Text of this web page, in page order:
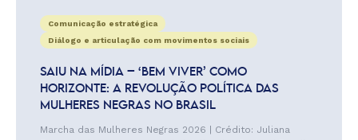
Comunicação estratégica
Diálogo e articulação com movimentos sociais
SAIU NA MÍDIA – ‘BEM VIVER’ COMO
HORIZONTE: A REVOLUÇÃO POLÍTICA DAS
MULHERES NEGRAS NO BRASIL
Marcha das Mulheres Negras 2026 | Crédito: Juliana